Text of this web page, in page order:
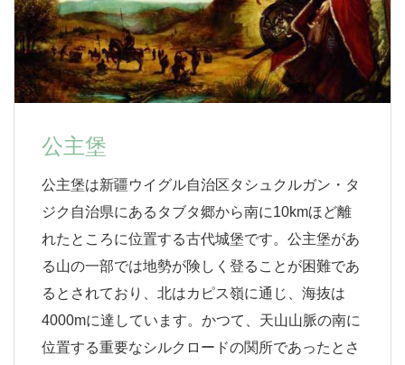
公主堡
公主堡は新疆ウイグル自治区タシュクルガン・タ
ジク自治県にあるタブタ郷から南に10kmほど離
れたところに位置する古代城堡です。公主堡があ
る山の一部では地勢が険しく登ることが困難であ
るとされており、北はカピス嶺に通じ、海抜は
4000mに達しています。かつて、天山山脈の南に
位置する重要なシルクロードの関所であったとさ